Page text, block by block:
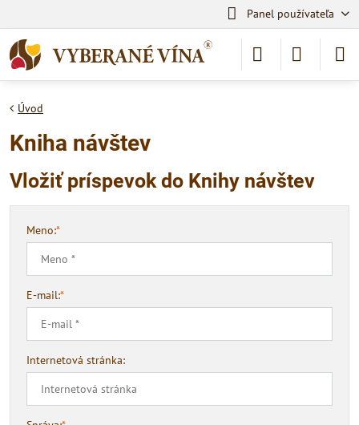
Panel používateľa
Úvod
Kniha návštev
Vložiť príspevok do Knihy návštev
Meno:*
E-mail:*
Internetová stránka: